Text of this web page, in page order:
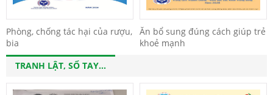
Phòng, chống tác hại của rượu,
bia
Ăn bổ sung đúng cách giúp trẻ
khoẻ mạnh
TRANH LẬT, SỔ TAY...